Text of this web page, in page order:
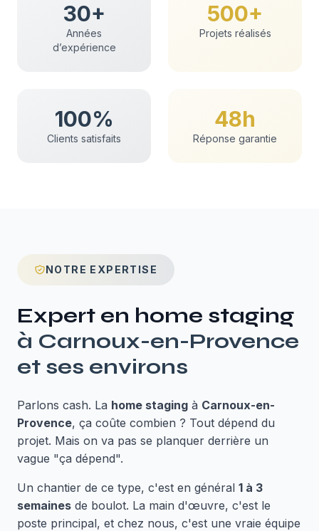
30+
Années
d’expérience
500+
Projets réalisés
100%
Clients satisfaits
48h
Réponse garantie
NOTRE EXPERTISE
Expert en home staging
à Carnoux-en-Provence
et ses environs
Parlons cash. La home staging à Carnoux-en-
Provence, ça coûte combien ? Tout dépend du
projet. Mais on va pas se planquer derrière un
vague "ça dépend".
Un chantier de ce type, c'est en général 1 à 3
semaines de boulot. La main d'œuvre, c'est le
poste principal, et chez nous, c'est une vraie équipe